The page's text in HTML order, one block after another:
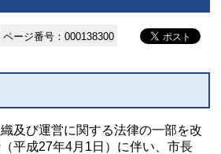
ページ番号：000138300
織及び運営に関する法律の一部を改
平成27年4月1日）に伴い、市長